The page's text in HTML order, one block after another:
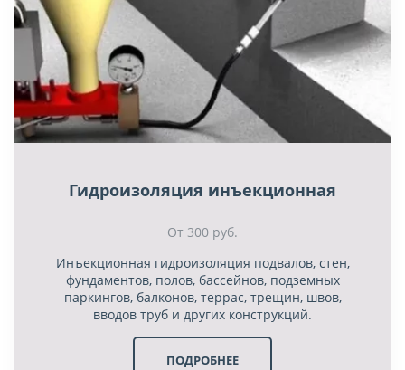
Гидроизоляция инъекционная
От 300 руб.
Инъекционная гидроизоляция подвалов, стен,
фундаментов, полов, бассейнов, подземных
паркингов, балконов, террас, трещин, швов,
вводов труб и других конструкций.
ПОДРОБНЕЕ